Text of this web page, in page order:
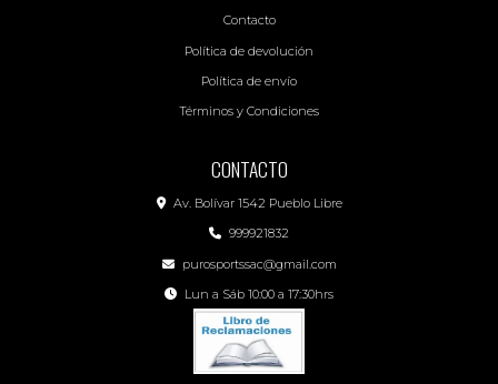
Contacto
Política de devolución
Política de envío
Términos y Condiciones
CONTACTO
Av. Bolívar 1542 Pueblo Libre
999921832
purosportssac@gmail.com
Lun a Sáb 10:00 a 17:30hrs